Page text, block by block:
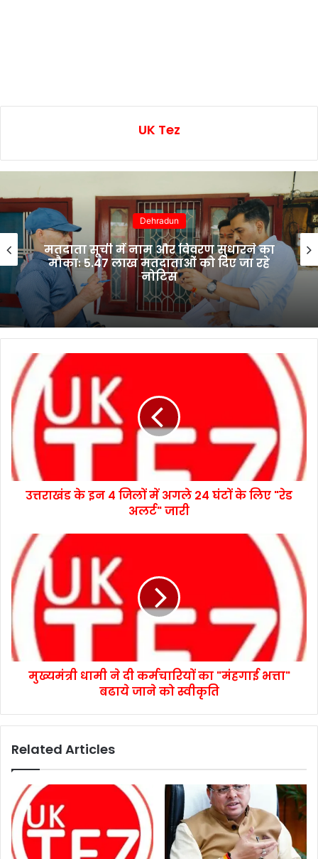
UK Tez
Uttarakhand
‘मुख्यमंत्री एकल महिला स्वरोजगार योजना’ :
488 महिलाओं के खातों में ट्रांसफर हुए ₹2.76
करोड़
उत्तराखंड के इन 4 जिलों में अगले 24 घंटों के लिए "रेड
अलर्ट" जारी
मुख्यमंत्री धामी ने दी कर्मचारियों का "मंहगाई भत्ता"
बढाये जाने को स्वीकृति
Related Articles